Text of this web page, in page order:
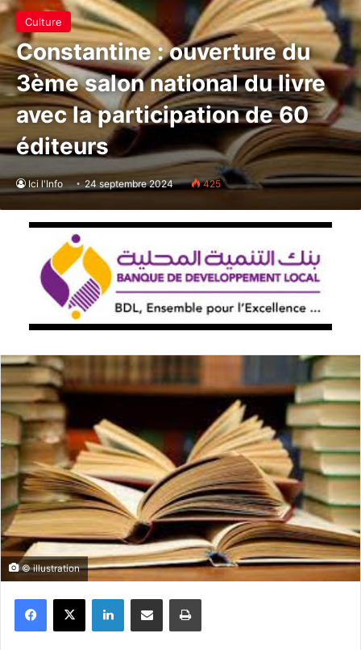
Culture
Constantine : ouverture du
3ème salon national du livre
avec la participation de 60
éditeurs
Ici l'Info 24 septembre 2024 425
© illustration